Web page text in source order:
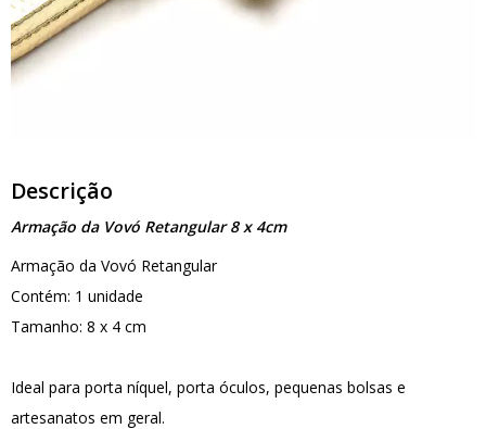
Descrição
Armação da Vovó Retangular 8 x 4cm
Armação da Vovó Retangular
Contém: 1 unidade
Tamanho: 8 x 4 cm
Ideal para porta níquel, porta óculos, pequenas bolsas e
artesanatos em geral.